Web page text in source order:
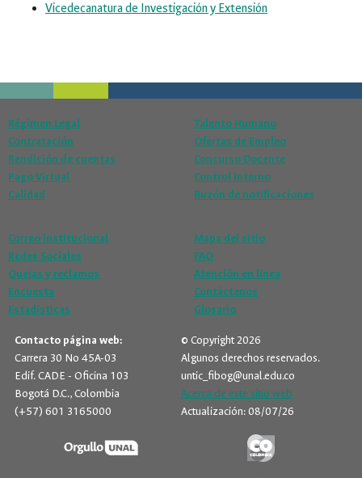
Vicedecanatura de Investigación y Extensión
Régimen Legal
Contratación
Rendición de cuentas
Pago Virtual
Calidad
Talento Humano
Ofertas de Empleo
Concurso Docente
Control Interno
Buzón de notificaciones
Correo institucional
Redes Sociales
Quejas y reclamos
Encuesta
Estadísticas
Mapa del sitio
FAQ
Atención en línea
Contáctenos
Glosario
Contacto página web:
Carrera 30 No 45A-03
Edif. CADE - Oficina 103
Bogotá D.C., Colombia
(+57) 601 3165000
© Copyright 2026
Algunos derechos reservados.
untic_fibog@unal.edu.co
Acerca de este sitio web
Actualización: 08/07/26